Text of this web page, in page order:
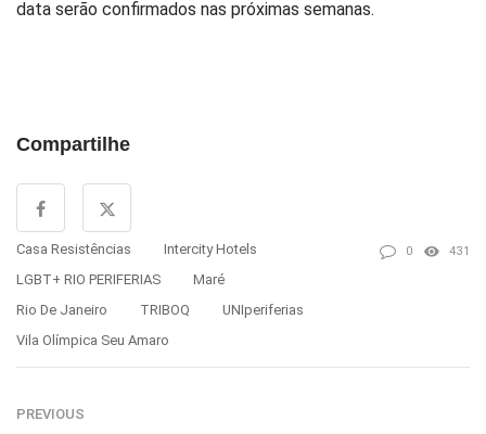
data serão confirmados nas próximas semanas.
Compartilhe
Casa Resistências
Intercity Hotels
LGBT+ RIO PERIFERIAS
Maré
Rio De Janeiro
TRIBOQ
UNIperiferias
Vila Olímpica Seu Amaro
0 431
PREVIOUS